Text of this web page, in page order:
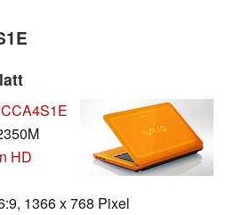
HD
1366 x 768 Pixel